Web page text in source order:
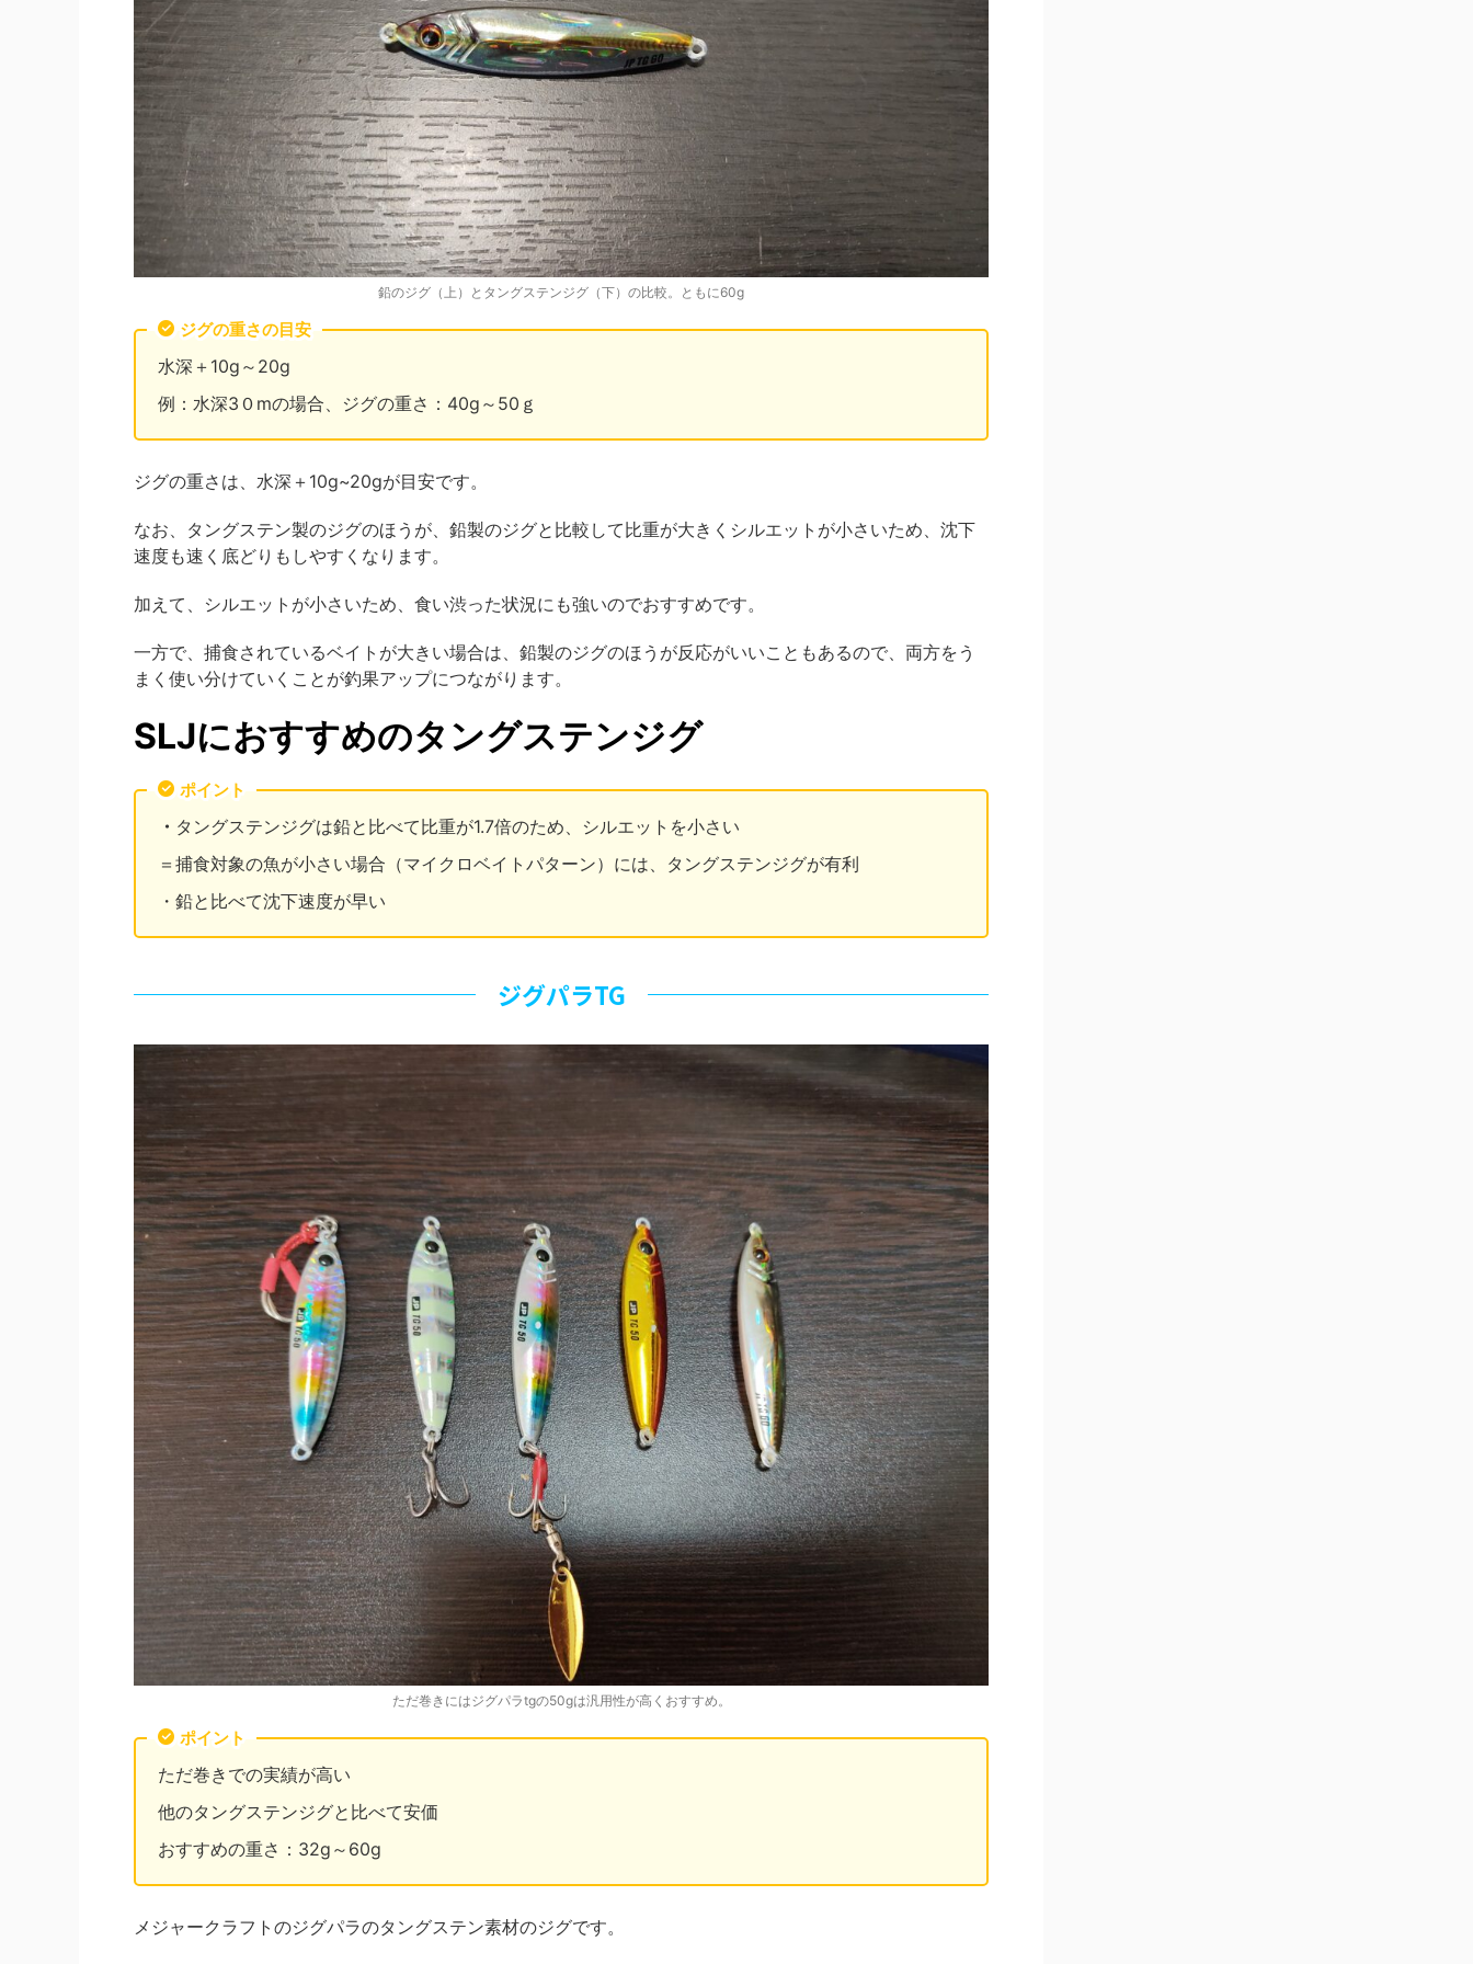
鉛のジグ（上）とタングステンジグ（下）の比較。ともに60g
ジグの重さの目安
水深＋10g～20g
例：水深3０mの場合、ジグの重さ：40g～50ｇ
ジグの重さは、水深＋10g~20gが目安です。
なお、タングステン製のジグのほうが、鉛製のジグと比較して比重が大きくシルエットが小さいため、沈下
速度も速く底どりもしやすくなります。
加えて、シルエットが小さいため、食い渋った状況にも強いのでおすすめです。
一方で、捕食されているベイトが大きい場合は、鉛製のジグのほうが反応がいいこともあるので、両方をう
まく使い分けていくことが釣果アップにつながります。
SLJにおすすめのタングステンジグ
ポイント
・ タングステンジグは鉛と比べて比重が1.7倍のため、シルエットを小さい
＝捕食対象の魚が小さい場合（マイクロベイトパターン）には、タングステンジグが有利
・鉛と比べて沈下速度が早い
ジグパラTG
ただ巻きにはジグパラtgの50gは汎用性が高くおすすめ。
ポイント
ただ巻きでの実績が高い
他のタングステンジグと比べて安価
おすすめの重さ：32g～60g
メジャークラフトのジグパラのタングステン素材のジグです。